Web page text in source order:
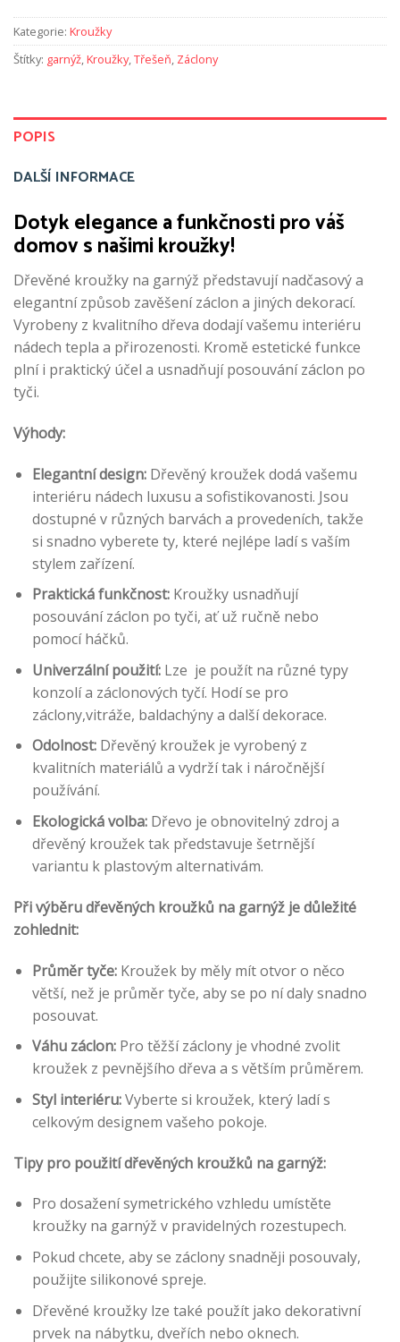
Kategorie: Kroužky
Štítky: garnýž,Kroužky,Třešeň, Záclony
POPIS
DALŠÍ INFORMACE
Dotyk elegance a funkčnosti pro váš
domov s našimi kroužky!
Dřevěné kroužky na garnýž představují nadčasový a
elegantní způsob zavěšení záclon a jiných dekorací.
Vyrobeny z kvalitního dřeva dodají vašemu interiéru
nádech tepla a přirozenosti. Kromě estetické funkce
plní i praktický účel a usnadňují posouvání záclon po
tyči.
Výhody:
Elegantní design:Dřevěný kroužek dodá vašemu
interiéru nádech luxusu a sofistikovanosti. Jsou
dostupné v různých barvách a provedeních, takže
si snadno vyberete ty, které nejlépe ladí s vaším
stylem zařízení.
Praktická funkčnost:Kroužky usnadňují
posouvání záclon po tyči, ať už ručně nebo
pomocí háčků.
Univerzální použití:Lze je použít na různé typy
konzolí a záclonových tyčí. Hodí se pro
záclony,vitráže, baldachýny a další dekorace.
Odolnost:Dřevěný kroužek je vyrobený z
kvalitních materiálů a vydrží tak i náročnější
používání.
Ekologická volba:Dřevo je obnovitelný zdroj a
dřevěný kroužek tak představuje šetrnější
variantu k plastovým alternativám.
Při výběru dřevěných kroužků na garnýž je důležité
zohlednit:
Průměr tyče:Kroužek by měly mít otvor o něco
větší, než je průměr tyče, aby se po ní daly snadno
posouvat.
Váhu záclon:Pro těžší záclony je vhodné zvolit
kroužek z pevnějšího dřeva a s větším průměrem.
Styl interiéru:Vyberte si kroužek, který ladí s
celkovým designem vašeho pokoje.
Tipy pro použití dřevěných kroužků na garnýž:
Pro dosažení symetrického vzhledu umístěte
kroužky na garnýž v pravidelných rozestupech.
Pokud chcete, aby se záclony snadněji posouvaly,
použijte silikonové spreje.
Dřevěné kroužky lze také použít jako dekorativní
prvek na nábytku, dveřích nebo oknech.